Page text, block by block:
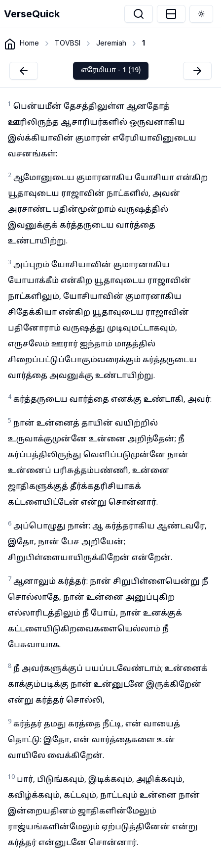
VerseQuick
Home TOVBSI Jeremiah 1
எரேமியா - 1 (19)
1 பென்யமீன் தேசத்திலுள்ள ஆனதோத்
ஊரிலிருந்த ஆசாரியர்களில் ஒருவனாகிய
இல்க்கியாவின் குமாரன் எரேமியாவினுடைய
வசனங்கள்:
2 ஆமோனுடைய குமாரனாகிய யோசியா என்கிற
யூதாவுடைய ராஜாவின் நாட்களில், அவன்
அரசாண்ட பதின்மூன்றாம் வருஷத்தில்
இவனுக்குக் கர்த்தருடைய வார்த்தை
உண்டாயிற்று.
3 அப்புறம் யோசியாவின் குமாரனாகிய
யோயாக்கீம் என்கிற யூதாவுடைய ராஜாவின்
நாட்களிலும், யோசியாவின் குமாரனாகிய
சிதேக்கியா என்கிற யூதாவுடைய ராஜாவின்
பதினோராம் வருஷத்து முடிவுமட்டாகவும்,
எருசலேம் ஊரார் ஐந்தாம் மாதத்தில்
சிறைப்பட்டுப்போகும்வரைக்கும் கர்த்தருடைய
வார்த்தை அவனுக்கு உண்டாயிற்று.
4 கர்த்தருடைய வார்த்தை எனக்கு உண்டாகி, அவர்:
5 நான் உன்னைத் தாயின் வயிற்றில்
உருவாக்குமுன்னே உன்னை அறிந்தேன்; நீ
கர்ப்பத்திலிருந்து வெளிப்படுமுன்னே நான்
உன்னைப் பரிசுத்தம்பண்ணி, உன்னை
ஜாதிகளுக்குத் தீர்க்கதரிசியாகக்
கட்டளையிட்டேன் என்று சொன்னார்.
6 அப்பொழுது நான்: ஆ கர்த்தராகிய ஆண்டவரே,
இதோ, நான் பேச அறியேன்;
சிறுபிள்ளையாயிருக்கிறேன் என்றேன்.
7 ஆனாலும் கர்த்தர்: நான் சிறுபிள்ளையென்று நீ
சொல்லாதே, நான் உன்னை அனுப்புகிற
எல்லாரிடத்திலும் நீ போய், நான் உனக்குக்
கட்டளையிடுகிறவைகளையெல்லாம் நீ
பேசுவாயாக.
8 நீ அவர்களுக்குப் பயப்படவேண்டாம்; உன்னைக்
காக்கும்படிக்கு நான் உன்னுடனே இருக்கிறேன்
என்று கர்த்தர் சொல்லி,
9 கர்த்தர் தமது கரத்தை நீட்டி, என் வாயைத்
தொட்டு: இதோ, என் வார்த்தைகளை உன்
வாயிலே வைக்கிறேன்.
10 பார், பிடுங்கவும், இடிக்கவும், அழிக்கவும்,
கவிழ்க்கவும், கட்டவும், நாட்டவும் உன்னை நான்
இன்றையதினம் ஜாதிகளின்மேலும்
ராஜ்யங்களின்மேலும் ஏற்படுத்தினேன் என்று
கர்த்தர் என்னுடனே சொன்னார்.